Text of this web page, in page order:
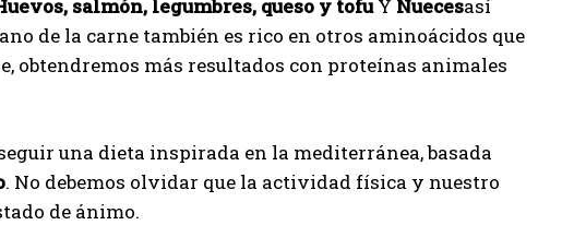
salmón, legumbres, queso y tofuY Nuecesasí
de la carne también es rico en otros aminoácidos que
obtendremos más resultados con proteínas animales
una dieta inspirada en la mediterránea, basada
. No debemos olvidar que la actividad física y nuestro
de ánimo.